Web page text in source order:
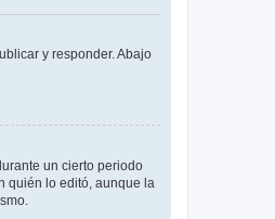
y responder. Abajo
un cierto periodo
quién lo editó, aunque la